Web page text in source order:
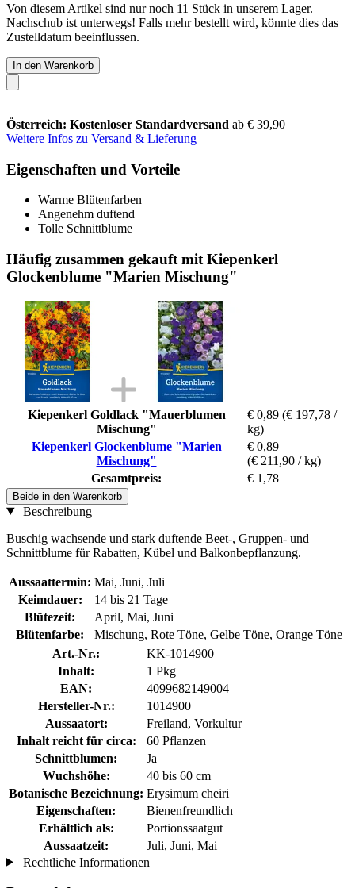
Von diesem Artikel sind nur noch 11 Stück in unserem Lager.
Nachschub ist unterwegs! Falls mehr bestellt wird, könnte dies das
Zustelldatum beeinflussen.
In den Warenkorb
Österreich: Kostenloser Standardversand ab € 39,90
Weitere Infos zu Versand & Lieferung
Eigenschaften und Vorteile
Warme Blütenfarben
Angenehm duftend
Tolle Schnittblume
Häufig zusammen gekauft mit Kiepenkerl
Glockenblume "Marien Mischung"
Kiepenkerl Goldlack "Mauerblumen
Mischung"
€ 0,89 (€ 197,78 /
kg)
Kiepenkerl Glockenblume "Marien
Mischung"
€ 0,89
(€ 211,90 / kg)
Gesamtpreis:
€ 1,78
Beide in den Warenkorb
Beschreibung
Buschig wachsende und stark duftende Beet-, Gruppen- und
Schnittblume für Rabatten, Kübel und Balkonbepflanzung.
Aussaattermin: Mai, Juni, Juli
Keimdauer:
14 bis 21 Tage
Blütezeit:
April, Mai, Juni
Blütenfarbe:
Mischung, Rote Töne, Gelbe Töne, Orange Töne
Art.-Nr.:
KK-1014900
Inhalt:
1 Pkg
EAN:
4099682149004
Hersteller-Nr.:
1014900
Aussaatort:
Freiland, Vorkultur
Inhalt reicht für circa:
60 Pflanzen
Schnittblumen:
Ja
Wuchshöhe:
40 bis 60 cm
Botanische Bezeichnung: Erysimum cheiri
Eigenschaften:
Bienenfreundlich
Erhältlich als:
Portionssaatgut
Aussaatzeit:
Juli, Juni, Mai
Rechtliche Informationen